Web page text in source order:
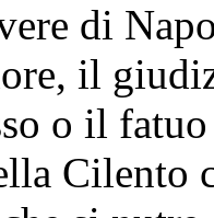
di
il
o il
Cilento